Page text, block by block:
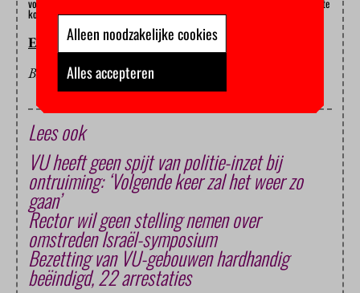
voet en proberen vanuit de opleiding met de betreffende studenten in contact te
komen.'
EMMA SPRANGERS
BEELD: DARIO CRIPPA'S INSTAGRAM
Lees ook
VU heeft geen spijt van politie-inzet bij
ontruiming: ‘Volgende keer zal het weer zo
gaan’
Rector wil geen stelling nemen over
omstreden Israël-symposium
Bezetting van VU-gebouwen hardhandig
beëindigd, 22 arrestaties
Alleen noodzakelijke cookies
Alles accepteren